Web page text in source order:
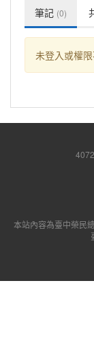
筆記 (0)
未登入或權
本站內容為臺中榮民